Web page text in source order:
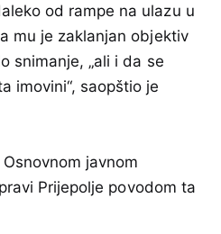
od rampe na ulazu u
mu je zaklanjan objektiv
snimanje, „ali i da se
imovini“, saopštio je
javnom
Prijepolje povodom ta